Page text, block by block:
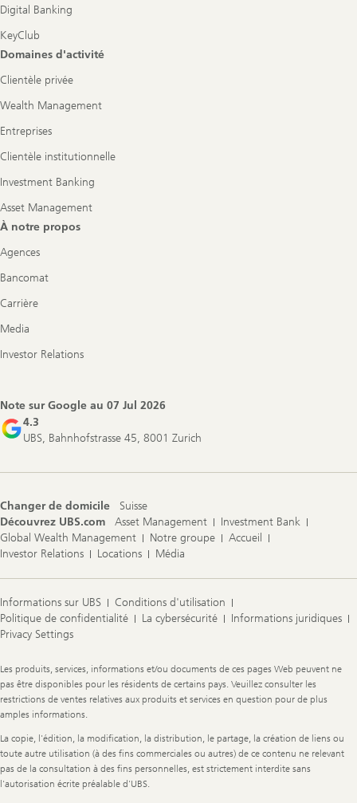
Digital Banking
KeyClub
Domaines d'activité
Clientèle privée
Wealth Management
Entreprises
Clientèle institutionnelle
Investment Banking
Asset Management
À notre propos
Agences
Bancomat
Carrière
Media
Investor Relations
Note sur Google au 07 Jul 2026
4.3
UBS, Bahnhofstrasse 45, 8001 Zurich
Changer de domicile
Suisse
Découvrez UBS.com
Asset Management
Investment Bank
Global Wealth Management
Notre groupe
Accueil
Investor Relations
Locations Média
Informations sur UBS
Conditions d'utilisation
Politique de confidentialité
La cybersécurité
Informations juridiques
Privacy Settings
Legal
Information
Les produits, services, informations et/ou documents de ces pages Web peuvent ne
pas être disponibles pour les résidents de certains pays. Veuillez consulter les
restrictions de ventes relatives aux produits et services en question pour de plus
amples informations.
La copie, l'édition, la modification, la distribution, le partage, la création de liens ou
toute autre utilisation (à des fins commerciales ou autres) de ce contenu ne relevant
pas de la consultation à des fins personnelles, est strictement interdite sans
l'autorisation écrite préalable d'UBS.